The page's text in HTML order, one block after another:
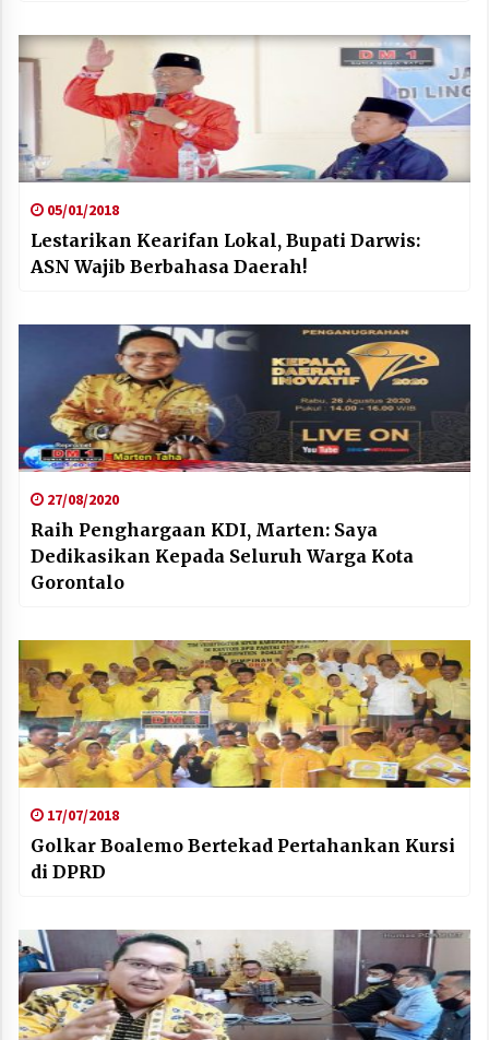
05/01/2018
Lestarikan Kearifan Lokal, Bupati Darwis:
ASN Wajib Berbahasa Daerah!
27/08/2020
Raih Penghargaan KDI, Marten: Saya
Dedikasikan Kepada Seluruh Warga Kota
Gorontalo
17/07/2018
Golkar Boalemo Bertekad Pertahankan Kursi
di DPRD